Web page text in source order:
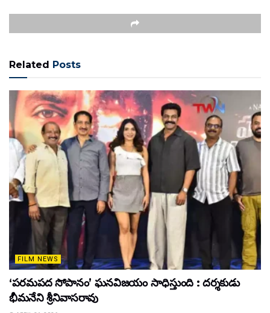
Related Posts
FILM NEWS
‘పరమపద సోపానం’ ఘనవిజయం సాధిస్తుంది : దర్శకుడు
భీమనేని శ్రీనివాసరావు